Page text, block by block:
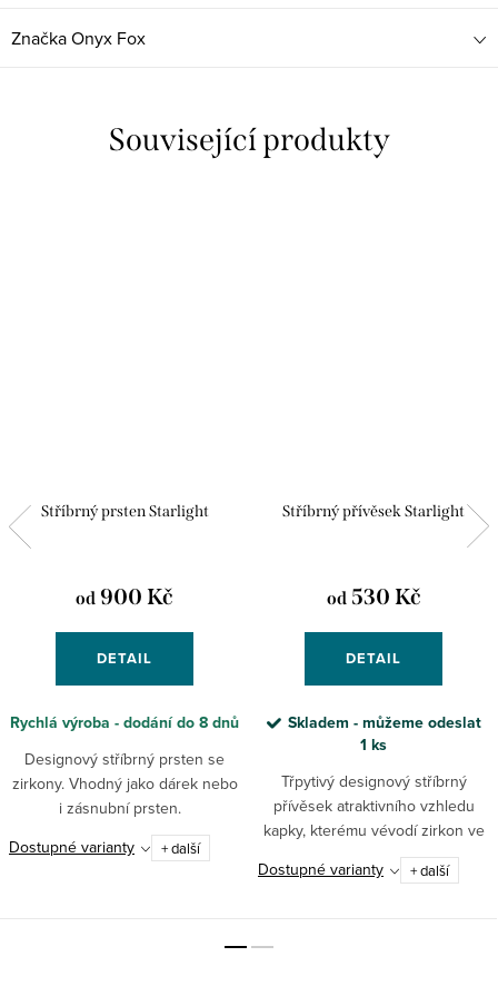
ZnačkaOnyx Fox
Související produkty
Stříbrný prsten Starlight
od 900 Kč
DETAIL
Rychlá výroba - dodání do 8 dnů
Designový stříbrný prsten se
zirkony. Vhodný jako dárek nebo
i zásnubní prsten.
Dostupné varianty
+ další
Stříbrný přívěsek Starlight
od530 Kč
DETAIL
Skladem - můžeme odeslat
1 ks
Třpytivý designový stříbrný
přívěsek atraktivního vzhledu
kapky, kterému vévodí zirkon ve
tvaru kapky, po celém obvodu
osázený dalšími drobnými
Dostupné varianty + další